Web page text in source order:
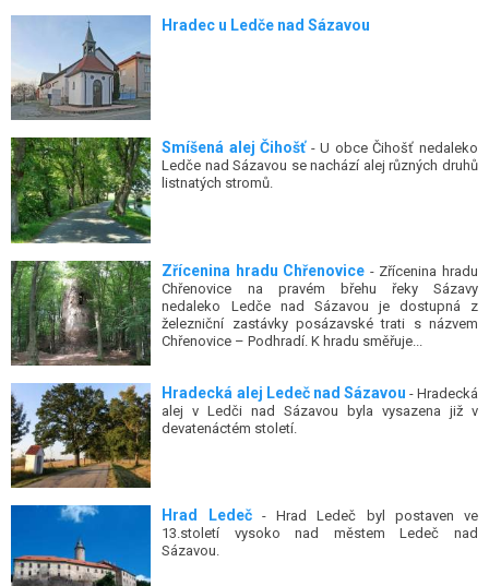
Hradec u Ledče nad Sázavou
Smíšená alej Čihošť- U obce Čihošť nedaleko
Ledče nad Sázavou se nachází alej různých druhů
listnatých stromů.
Zřícenina hradu Chřenovice - Zřícenina hradu
Chřenovice na pravém břehu řeky Sázavy
nedaleko Ledče nad Sázavou je dostupná z
železniční zastávky posázavské trati s názvem
Chřenovice – Podhradí. K hradu směřuje...
Hradecká alej Ledeč nad Sázavou - Hradecká
alej v Ledči nad Sázavou byla vysazena již v
devatenáctém století.
Hrad Ledeč- Hrad Ledeč byl postaven ve
13.století vysoko nad městem Ledeč nad
Sázavou.